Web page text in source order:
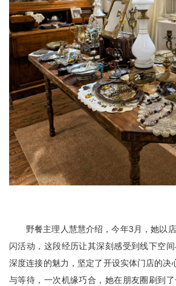
野餐主理人慧慧介绍，今年3月，她以
闪活动，这段经历让其深刻感受到线下空间
深度连接的魅力，坚定了开设实体门店的决
与等待，一次机缘巧合，她在朋友圈刷到